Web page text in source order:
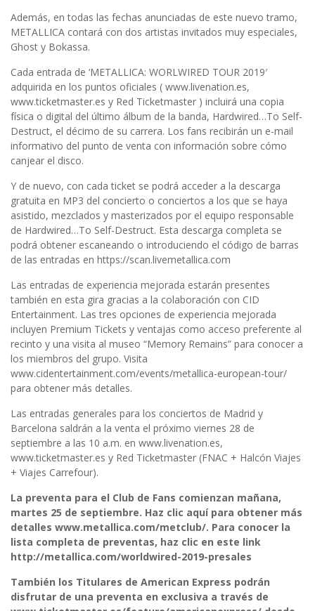
Además, en todas las fechas anunciadas de este nuevo tramo,
METALLICA contará con dos artistas invitados muy especiales,
Ghost y Bokassa.
Cada entrada de ‘METALLICA: WORLWIRED TOUR 2019′
adquirida en los puntos oficiales ( www.livenation.es,
www.ticketmaster.es y Red Ticketmaster ) incluirá una copia
física o digital del último álbum de la banda, Hardwired…To Self-
Destruct, el décimo de su carrera. Los fans recibirán un e-mail
informativo del punto de venta con información sobre cómo
canjear el disco.
Y de nuevo, con cada ticket se podrá acceder a la descarga
gratuita en MP3 del concierto o conciertos a los que se haya
asistido, mezclados y masterizados por el equipo responsable
de Hardwired…To Self-Destruct. Esta descarga completa se
podrá obtener escaneando o introduciendo el código de barras
de las entradas en https://scan.livemetallica.com
Las entradas de experiencia mejorada estarán presentes
también en esta gira gracias a la colaboración con CID
Entertainment. Las tres opciones de experiencia mejorada
incluyen Premium Tickets y ventajas como acceso preferente al
recinto y una visita al museo “Memory Remains” para conocer a
los miembros del grupo. Visita
www.cidentertainment.com/events/metallica-european-tour/
para obtener más detalles.
Las entradas generales para los conciertos de Madrid y
Barcelona saldrán a la venta el próximo viernes 28 de
septiembre a las 10 a.m. en www.livenation.es,
www.ticketmaster.es y Red Ticketmaster (FNAC + Halcón Viajes
+ Viajes Carrefour).
La preventa para el Club de Fans comienzan mañana,
martes 25 de septiembre. Haz clic aquí para obtener más
detalles www.metallica.com/metclub/. Para conocer la
lista completa de preventas, haz clic en este link
http://metallica.com/worldwired-2019-presales
También los Titulares de American Express podrán
disfrutar de una preventa en exclusiva a través de